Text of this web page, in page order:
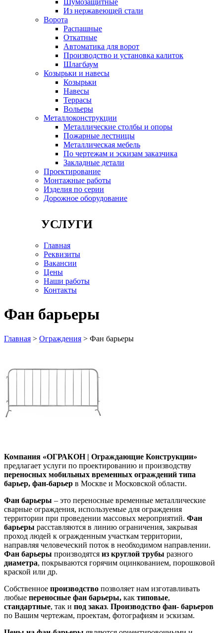
Шумозащитные
Из нержавеющей стали
Ворота
Распашные
Откатные
Автоматика для ворот
Производство и установка калиток
Шлагбаум
Козырьки и навесы
Козырьки
Навесы
Террасы
Вольеры
Металлоконструкции
Металлические столбы и опоры
Пожарные лестницы
Металлическая мебель
По чертежам и эскизам заказчика
Закладные детали
Проектирование
Монтажные работы
Изделия по серии
Дорожное оборудование
УСЛУГИ
Главная
Реквизиты
Вакансии
Цены
Наши работы
Контакты
Фан барьеры
Главная > Ограждения > Фан барьеры
Компания «ОГРАКОН | Ограждающие Конструкции»
предлагает услуги по проектированию и производству
переносных мобильных временных ограждений типа
барьер, фан-барьер в Москве и Московской области.
Фан барьеры – это переносные временные металлические
сварные ограждения, используемые для ограждения
территории при проведении массовых мероприятий. Фан
барьеры расставляются в линию ограничения, закрывая
проход людей к огражденным участкам территории,
направляя человеческий поток в необходимом направлении.
Фан барьеры производятся из круглой трубы разного
диаметра, покрываются горячим оцинкованием, порошковой
краской или др.
Собственное производство позволяет нам изготавливать
любые переносные фан барьеры, как типовые,
стандартные, так и под заказ. Производство фан- барьеров
по Вашим чертежам, проектам, фотографиям и эскизам.